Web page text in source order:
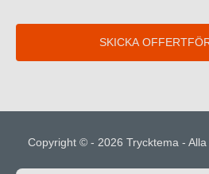
Copyright © - 2026 Trycktema- Alla